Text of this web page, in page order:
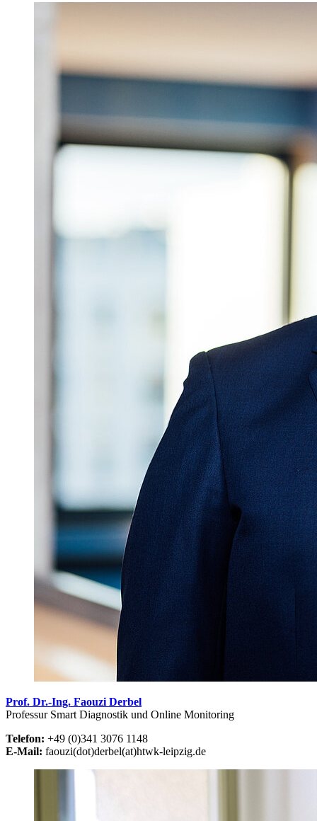
Prof. Dr.-Ing. Faouzi Derbel
Professur Smart Diagnostik und Online Monitoring
Telefon: +49 (0)341 3076 1148
E-Mail: faouzi(dot)derbel(at)htwk-leipzig.de